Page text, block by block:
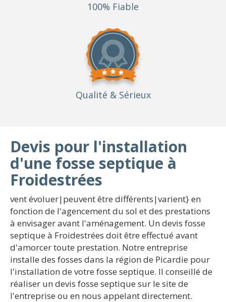
100% Fiable
Qualité & Sérieux
Devis pour l'installation
d'une fosse septique à
Froidestrées
vent évoluer|peuvent être différents|varient} en
fonction de l'agencement du sol et des prestations
à envisager avant l'aménagement. Un devis fosse
septique à Froidestrées doit être effectué avant
d'amorcer toute prestation. Notre entreprise
installe des fosses dans la région de Picardie pour
l'installation de votre fosse septique. Il conseillé de
réaliser un devis fosse septique sur le site de
l'entreprise ou en nous appelant directement.